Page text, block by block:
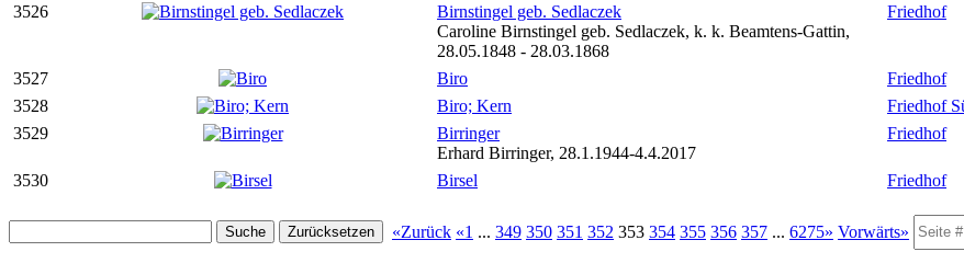
3526
Birnstingel geb. Sedlaczek
Caroline Birnstingel geb. Sedlaczek, k. k. Beamtens-Gattin,
28.05.1848 - 28.03.1868
Friedhof
3527 Biro
Friedhof
3528
Biro; Kern
Friedhof
3529
Birringer
Erhard Birringer, 28.1.1944-4.4.2017
Friedhof
3530 Birsel Friedhof
«Zurück «1 349 350 351 352 353 354 355 356 357 6275» Vorwärts»